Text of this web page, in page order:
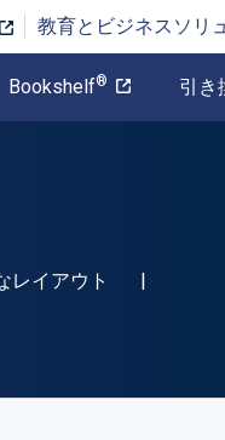
教育とビジネスソリ
Bookshelf® 引き
レイアウト